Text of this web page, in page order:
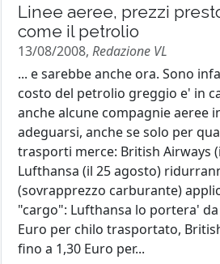
Linee aeree, prezzi
come il petrolio
13/08/2008, Redazione VL
... e sarebbe anche ora. Sono
costo del petrolio greggio e' in
anche alcune compagnie aeree
adeguarsi, anche se solo per
trasporti merce: British Airways
Lufthansa (il 25 agosto)
(sovrapprezzo carburante)
"cargo": Lufthansa lo portera' da
Euro per chilo trasportato,
fino a 1,30 Euro per...